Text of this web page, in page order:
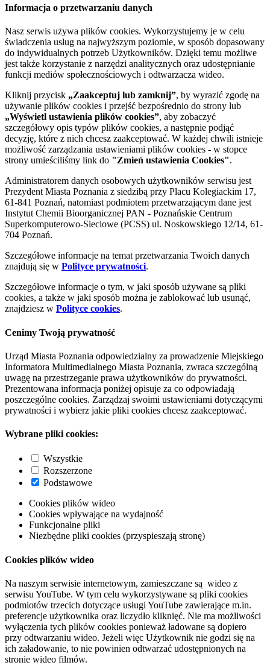
Informacja o przetwarzaniu danych
Nasz serwis używa plików cookies. Wykorzystujemy je w celu
świadczenia usług na najwyższym poziomie, w sposób dopasowany
do indywidualnych potrzeb Użytkowników. Dzięki temu możliwe
jest także korzystanie z narzędzi analitycznych oraz udostępnianie
funkcji mediów społecznościowych i odtwarzacza wideo.
Kliknij przycisk „Zaakceptuj lub zamknij”, by wyrazić zgodę na
używanie plików cookies i przejść bezpośrednio do strony lub
„Wyświetl ustawienia plików cookies”, aby zobaczyć
szczegółowy opis typów plików cookies, a następnie podjąć
decyzję, które z nich chcesz zaakceptować. W każdej chwili istnieje
możliwość zarządzania ustawieniami plików cookies - w stopce
strony umieściliśmy link do "Zmień ustawienia Cookies".
Administratorem danych osobowych użytkowników serwisu jest
Prezydent Miasta Poznania z siedzibą przy Placu Kolegiackim 17,
61-841 Poznań, natomiast podmiotem przetwarzającym dane jest
Instytut Chemii Bioorganicznej PAN - Poznańskie Centrum
Superkomputerowo-Sieciowe (PCSS) ul. Noskowskiego 12/14, 61-
704 Poznań.
Szczegółowe informacje na temat przetwarzania Twoich danych
znajdują się w Polityce prywatności.
Szczegółowe informacje o tym, w jaki sposób używane są pliki
cookies, a także w jaki sposób można je zablokować lub usunąć,
znajdziesz w Polityce cookies.
Cenimy Twoją prywatność
Urząd Miasta Poznania odpowiedzialny za prowadzenie Miejskiego
Informatora Multimedialnego Miasta Poznania, zwraca szczególną
uwagę na przestrzeganie prawa użytkowników do prywatności.
Prezentowana informacja poniżej opisuje za co odpowiadają
poszczególne cookies. Zarządzaj swoimi ustawieniami dotyczącymi
prywatności i wybierz jakie pliki cookies chcesz zaakceptować.
Wybrane pliki cookies:
Wszystkie
Rozszerzone
Podstawowe
Cookies plików wideo
Cookies wpływające na wydajność
Funkcjonalne pliki
Niezbędne pliki cookies (przyspieszają stronę)
Cookies plików wideo
Na naszym serwisie internetowym, zamieszczane są wideo z
serwisu YouTube. W tym celu wykorzystywane są pliki cookies
podmiotów trzecich dotyczące usługi YouTube zawierające m.in.
preferencje użytkownika oraz liczydło kliknięć. Nie ma możliwości
wyłączenia tych plików cookies ponieważ ładowane są dopiero
przy odtwarzaniu wideo. Jeżeli więc Użytkownik nie godzi się na
ich załadowanie, to nie powinien odtwarzać udostępnionych na
stronie wideo filmów.